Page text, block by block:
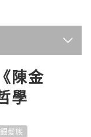
陳金
學
銀髮族